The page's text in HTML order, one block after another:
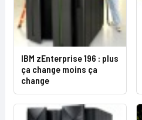
IBM zEnterprise 196 : plus
ça change moins ça
change